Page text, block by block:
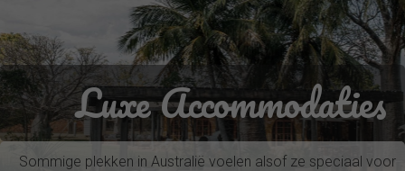
Luxe Accommodaties
Sommige plekken in Australië voelen alsof ze speciaal voor